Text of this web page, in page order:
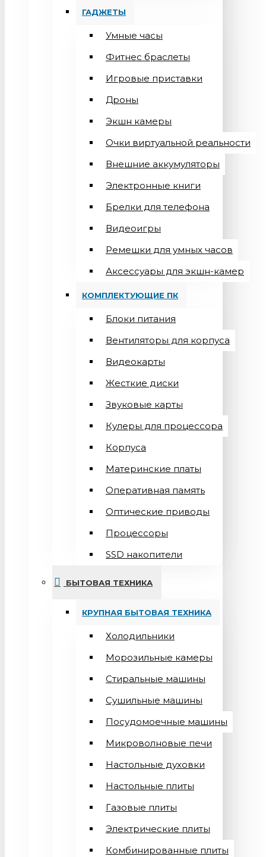
ГАДЖЕТЫ
Умные часы
Фитнес браслеты
Игровые приставки
Дроны
Экшн камеры
Очки виртуальной реальности
Внешние аккумуляторы
Электронные книги
Брелки для телефона
Видеоигры
Ремешки для умных часов
Аксессуары для экшн-камер
КОМПЛЕКТУЮЩИЕ ПК
Блоки питания
Вентиляторы для корпуса
Видеокарты
Жесткие диски
Звуковые карты
Кулеры для процессора
Корпуса
Материнские платы
Оперативная память
Оптические приводы
Процессоры
SSD накопители
БЫТОВАЯ ТЕХНИКА
КРУПНАЯ БЫТОВАЯ ТЕХНИКА
Холодильники
Морозильные камеры
Стиральные машины
Сушильные машины
Посудомоечные машины
Микроволновые печи
Настольные духовки
Настольные плиты
Газовые плиты
Электрические плиты
Комбинированные плиты